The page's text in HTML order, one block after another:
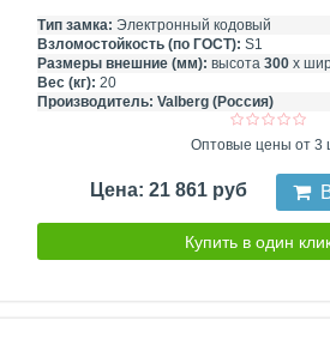
Тип замка: Электронный кодовый
Взломостойкость (по ГОСТ): S1
Размеры внешние (мм): высота 300 х
Вес (кг): 20
Производитель: Valberg (Россия)
Оптовые цены от 3
Цена: 21 861 руб
Купить в один